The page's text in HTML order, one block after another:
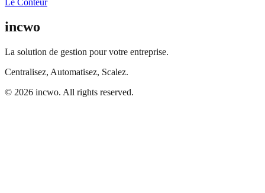
incwo
La solution de gestion pour votre entreprise.
Centralisez, Automatisez, Scalez.
© 2026 incwo. All rights reserved.